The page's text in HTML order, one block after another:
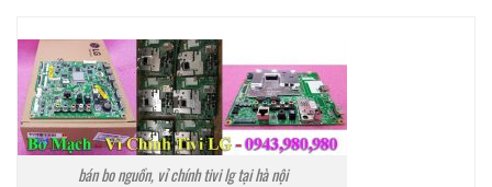
bán bo nguồn, vỉ chính tivi lg tại hà nội